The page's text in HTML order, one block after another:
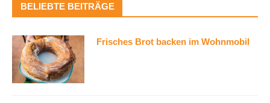
BELIEBTE BEITRÄGE
Frisches Brot backen im Wohnmobil